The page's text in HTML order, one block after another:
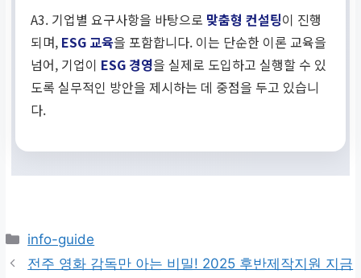
A3. 기업별 요구사항을 바탕으로 맞춤형 컨설팅이 진행
되며, ESG 교육을 포함합니다. 이는 단순한 이론 교육을
넘어, 기업이 ESG 경영을 실제로 도입하고 실행할 수 있
도록 실무적인 방안을 제시하는 데 중점을 두고 있습니
다.
카
테
info-guide
전주 영화 감독만 아는 비밀! 2025 후반제작지원 지금